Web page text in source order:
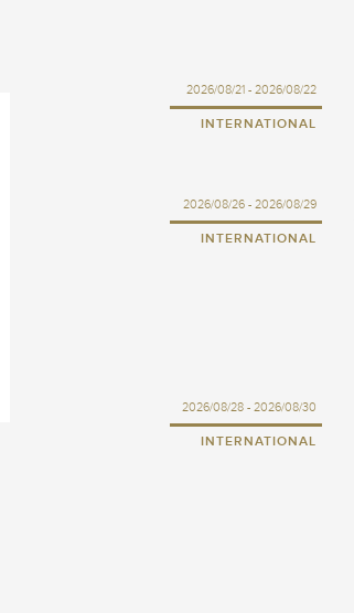
2026/08/21 - 2026/08/22
INTERNATIONAL
2026/08/26 - 2026/08/29
INTERNATIONAL
2026/08/28 - 2026/08/30
INTERNATIONAL